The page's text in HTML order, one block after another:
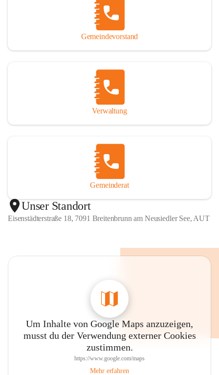
Gemeindevorstand
Verwaltung
Gemeinderat
Unser Standort
Eisenstädterstraße 18, 7091 Breitenbrunn am Neusiedler See, AUT
Um Inhalte von Google Maps anzuzeigen,
musst du der Verwendung externer Cookies
zustimmen.
https://www.google.com/maps
Mehr erfahren